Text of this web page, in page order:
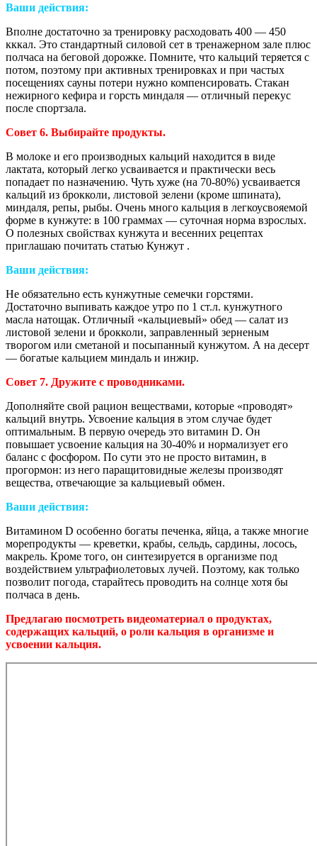
Ваши действия:
Вполне достаточно за тренировку расходовать 400 — 450
кккал. Это стандартный силовой сет в тренажерном зале плюс
полчаса на беговой дорожке. Помните, что кальций теряется с
потом, поэтому при активных тренировках и при частых
посещениях сауны потери нужно компенсировать. Стакан
нежирного кефира и горсть миндаля — отличный перекус
после спортзала.
Совет 6. Выбирайте продукты.
В молоке и его производных кальций находится в виде
лактата, который легко усваивается и практически весь
попадает по назначению. Чуть хуже (на 70-80%) усваивается
кальций из брокколи, листовой зелени (кроме шпината),
миндаля, репы, рыбы. Очень много кальция в легкоусвояемой
форме в кунжуте: в 100 граммах — суточная норма взрослых.
О полезных свойствах кунжута и весенних рецептах
приглашаю почитать статью Кунжут .
Ваши действия:
Не обязательно есть кунжутные семечки горстями.
Достаточно выпивать каждое утро по 1 ст.л. кунжутного
масла натощак. Отличный «кальциевый» обед — салат из
листовой зелени и брокколи, заправленный зерненым
творогом или сметаной и посыпанный кунжутом. А на десерт
— богатые кальцием миндаль и инжир.
Совет 7. Дружите с проводниками.
Дополняйте свой рацион веществами, которые «проводят»
кальций внутрь. Усвоение кальция в этом случае будет
оптимальным. В первую очередь это витамин D. Он
повышает усвоение кальция на 30-40% и нормализует его
баланс с фосфором. По сути это не просто витамин, в
прогормон: из него паращитовидные железы производят
вещества, отвечающие за кальциевый обмен.
Ваши действия:
Витамином D особенно богаты печенка, яйца, а также многие
морепродукты — креветки, крабы, сельдь, сардины, лосось,
макрель. Кроме того, он синтезируется в организме под
воздействием ультрафиолетовых лучей. Поэтому, как только
позволит погода, старайтесь проводить на солнце хотя бы
полчаса в день.
Предлагаю посмотреть видеоматериал о продуктах,
содержащих кальций, о роли кальция в организме и
усвоении кальция.